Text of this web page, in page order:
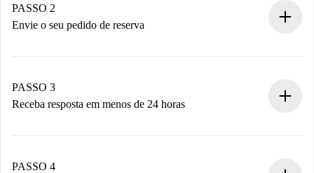
Você tem todas as informações necessárias
antecipadamente.
PASSO 2
Envie o seu pedido de reserva
Não cobramos nada até que o proprietário confirme.
PASSO 3
Receba resposta em menos de 24 horas
proprietário.
PASSO 4